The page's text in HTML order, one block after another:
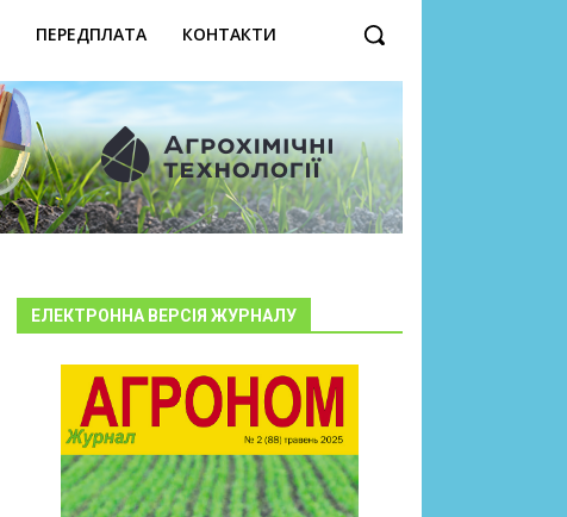
ПЕРЕДПЛАТА КОНТАКТИ
ЕЛЕКТРОННА ВЕРСІЯ ЖУРНАЛУ